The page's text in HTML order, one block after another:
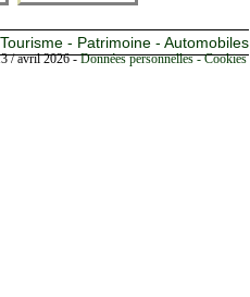
- Patrimoine - Automobiles
/ avril 2026 -Données personnelles -